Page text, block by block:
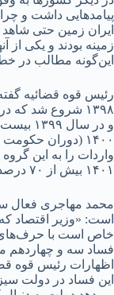
پیامدهایی داشت و
ایران زمین حتی
زمینه بودند و یکی از
این‌گونه مطالب در
رئیس قوه قضائیه
۱۳۹۸ شروع شد
و در
۱۴۰۰ (دوران
واردات را به این
۱۴۰۱ بیش از ۷۰ درصد ارز را این گروه گرفته است!»
محمد مهاجری فعال
است: «وزیر اقتصاد
خاص است با حرف‌های
فساد سه و چهاردهم
این فساد در دولت